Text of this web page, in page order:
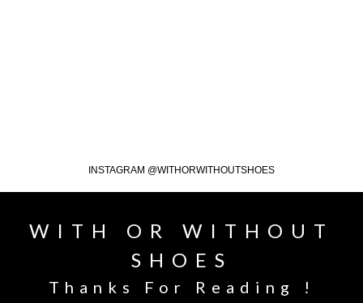
INSTAGRAM @WITHORWITHOUTSHOES
WITH OR WITHOUT
SHOES
Thanks For Reading !